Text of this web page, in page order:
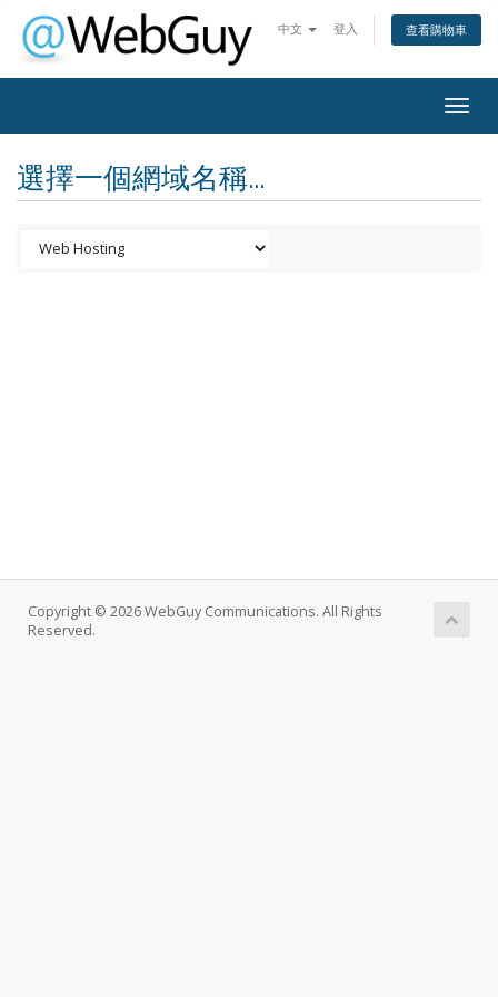
中文 登入 查看購物車
選擇一個網域名稱...
Copyright © 2026 WebGuy Communications. All Rights
Reserved.